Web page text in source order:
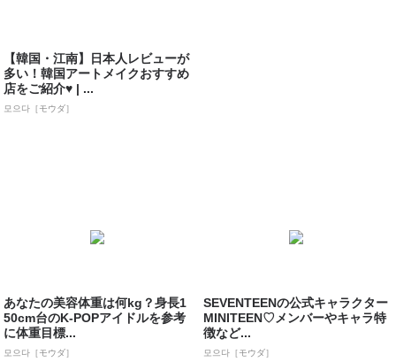
【韓国・江南】日本人レビューが
多い！韓国アートメイクおすすめ
店をご紹介♥ | ...
모으다［モウダ］
あなたの美容体重は何kg？身長1
50cm台のK-POPアイドルを参考
に体重目標...
모으다［モウダ］
SEVENTEENの公式キャラクター
MINITEEN♡メンバーやキャラ特
徴など...
모으다［モウダ］